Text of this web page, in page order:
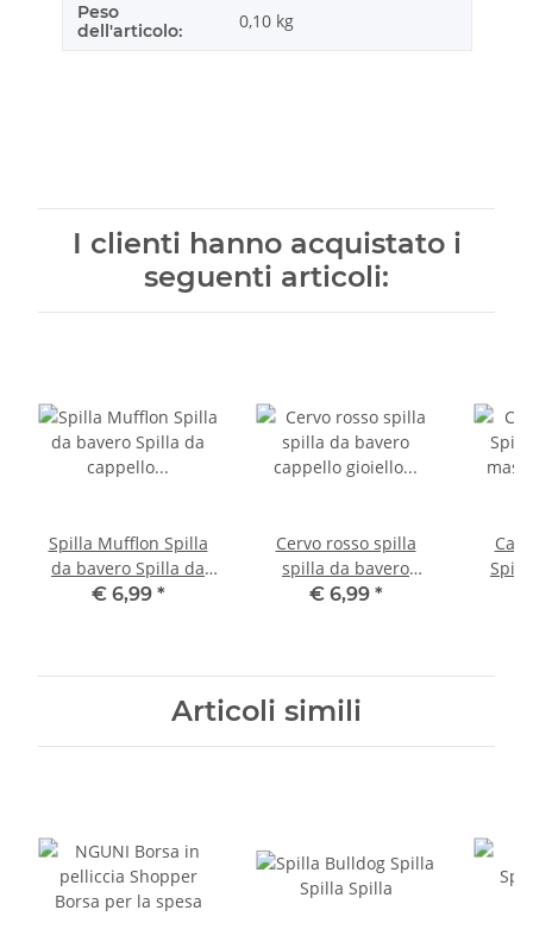
Peso
dell'articolo:
0,10 kg
I clienti hanno acquistato i
seguenti articoli:
Spilla Mufflon Spilla
da bavero Spilla da
cappello Gioielli Spilla
€ 6,99 *
Cervo rosso spilla
spilla da bavero
cappello gioiello
€ 6,99 *
Articoli simili